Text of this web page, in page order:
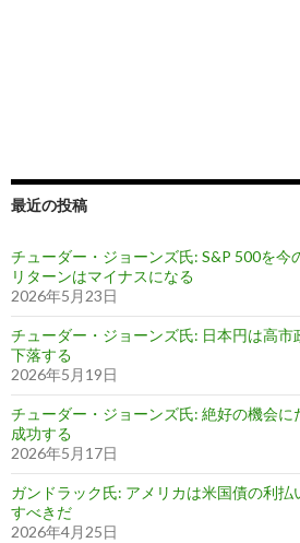
最近の投稿
チューダー・ジョーンズ氏: S&P 500を今
リターンはマイナスになる
2026年5月23日
チューダー・ジョーンズ氏: 日本円は高
下落する
2026年5月19日
チューダー・ジョーンズ氏: 絶好の機会
成功する
2026年5月17日
ガンドラック氏: アメリカは米国債の利払
すべきだ
2026年4月25日